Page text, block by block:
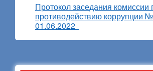
Протокол заседания комиссии
противодействию коррупции
01.06.2022